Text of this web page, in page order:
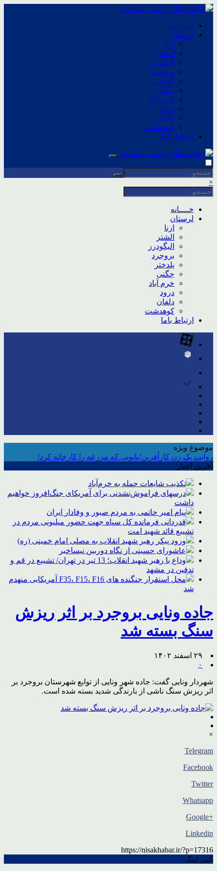
خــــانه
لرستان
ازنا
الشتر
الیگودرز
بروجرد
پلدختر
چگنی
خرم آباد
درود
دلفان
کوهدشت
ارتباط باما
×
خــــانه
لرستان
ازنا
الشتر
الیگودرز
بروجرد
پلدختر
چگنی
خرم آباد
درود
دلفان
کوهدشت
ارتباط باما
موضوع ویژه
روایت یک زن کارآفرین؛بانویی که مزرعه را کارخانه کرد!
آخرین اخبار
تکذیب شایعات حمله به خرم‌آباد
درسهای فراموش‌نشدنی برای آمریکای جنگ‌افروز خواهیم
داشت
پیام امیر حاتمی به مردم صبور و وفادار ایران
قدردانی فرمانده کل سپاه جهت حضور میلیونی مردم در
تشییع قائد شهید امت
ورود پیکر رهبر شهید انقلاب به مصلی امام خمینی (ره)
عاشورای حسینی از نگاه دوربین نیساخبر
وداع با رهبر شهید انقلاب؛ 13 تیر در تهران/ تشییع در قم و
تدفین در مشهد
محل استقرار جنگنده های F35، F15، F16 آمریکایی منهدم
شد
جاده ونایی بروجرد بر اثر ریزش
سنگ بسته شد
۲۹ اسفند ۱۴۰۲
۰
شهردار ونایی گفت: جاده شهر ونایی از توابع شهرستان بروجرد بر
اثر ریزش سنگ ناشی از بارندگی شدید بسته شده است.
×
Telegram
Facebook
Twitter
Whatsapp
+Google
Linkedin
https://nisakhabar.ir/?p=17316
کپی لینک